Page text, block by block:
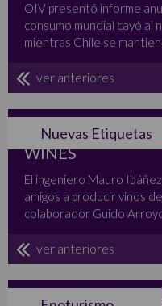
OIV presentó informe
consumo mundial cayó al
mientras Chile se
ver anteriores
Nuevas Etiquetas
RARAS
WINES
El ingeniero Mauro
amigos a producir vinos
colaborador Guido
ver anteriores